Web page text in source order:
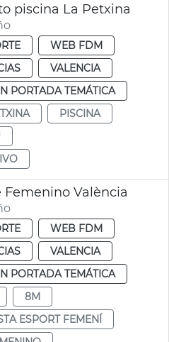
piscina La Petxina
WEB FDM
VALENCIA
PORTADA TEMÁTICA
PISCINA
València
WEB FDM
VALENCIA
PORTADA TEMÁTICA
8M
ESPORT FEMENÍ